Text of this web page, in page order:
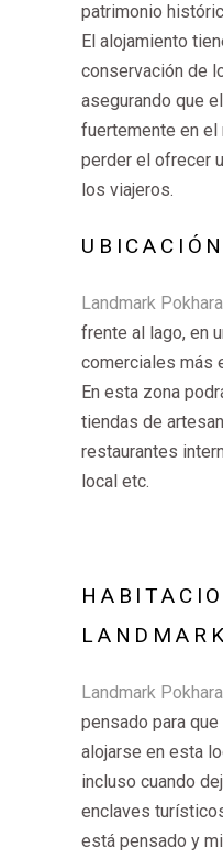
patrimonio
El alojamiento
conservación de
asegurando que
fuertemente en el
perder el ofrecer
los viajeros.
UBICACIÓN
Landmark Pokhara
frente al lago, en
comerciales más
En esta zona
tiendas de
restaurantes
local etc.
Landmark Pokhara
pensado para
alojarse en esta
incluso cuando
enclaves
está pensado y